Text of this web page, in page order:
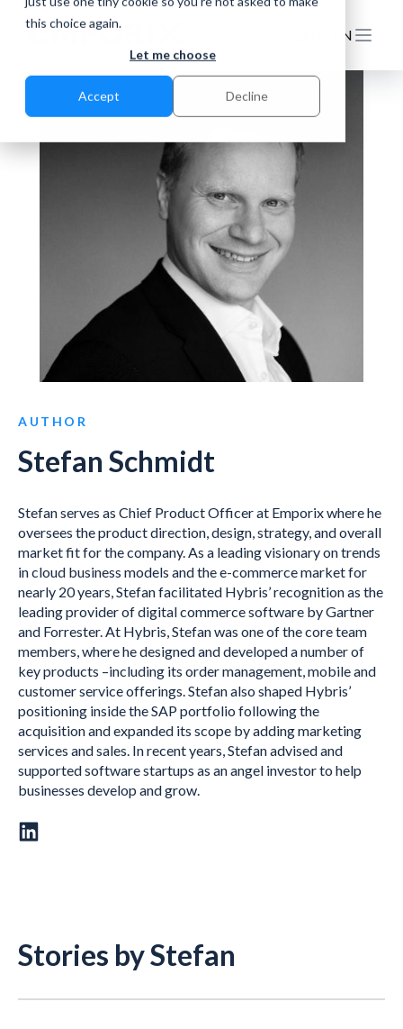
this choice again.
Let me choose
Accept Decline
EN
AUTHOR
Stefan Schmidt
Stefan serves as Chief Product Officer at Emporix where he
oversees the product direction, design, strategy, and overall
market fit for the company. As a leading visionary on trends
in cloud business models and the e-commerce market for
nearly 20 years, Stefan facilitated Hybris’ recognition as the
leading provider of digital commerce software by Gartner
and Forrester. At Hybris, Stefan was one of the core team
members, where he designed and developed a number of
key products –including its order management, mobile and
customer service offerings. Stefan also shaped Hybris’
positioning inside the SAP portfolio following the
acquisition and expanded its scope by adding marketing
services and sales. In recent years, Stefan advised and
supported software startups as an angel investor to help
businesses develop and grow.
Stories by Stefan